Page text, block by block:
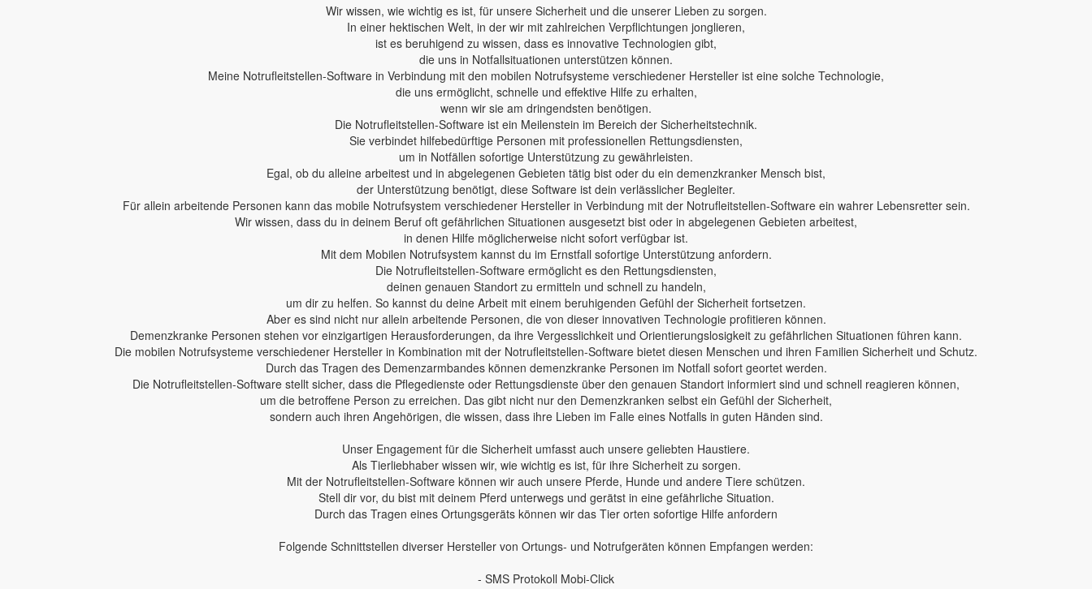
Wir wissen, wie wichtig es ist, für unsere Sicherheit und die unserer Lieben zu sorgen.
In einer hektischen Welt, in der wir mit zahlreichen Verpflichtungen jonglieren,
ist es beruhigend zu wissen, dass es innovative Technologien gibt,
die uns in Notfallsituationen unterstützen können.
Meine Notrufleitstellen-Software in Verbindung mit den mobilen Notrufsysteme verschiedener Hersteller ist eine solche Technologie,
die uns ermöglicht, schnelle und effektive Hilfe zu erhalten,
wenn wir sie am dringendsten benötigen.
Die Notrufleitstellen-Software ist ein Meilenstein im Bereich der Sicherheitstechnik.
Sie verbindet hilfebedürftige Personen mit professionellen Rettungsdiensten,
um in Notfällen sofortige Unterstützung zu gewährleisten.
Egal, ob du alleine arbeitest und in abgelegenen Gebieten tätig bist oder du ein demenzkranker Mensch bist,
der Unterstützung benötigt, diese Software ist dein verlässlicher Begleiter.
Für allein arbeitende Personen kann das mobile Notrufsystem verschiedener Hersteller in Verbindung mit der Notrufleitstellen-Software ein wahrer Lebensretter sein.
Wir wissen, dass du in deinem Beruf oft gefährlichen Situationen ausgesetzt bist oder in abgelegenen Gebieten arbeitest,
in denen Hilfe möglicherweise nicht sofort verfügbar ist.
Mit dem Mobilen Notrufsystem kannst du im Ernstfall sofortige Unterstützung anfordern.
Die Notrufleitstellen-Software ermöglicht es den Rettungsdiensten,
deinen genauen Standort zu ermitteln und schnell zu handeln,
um dir zu helfen. So kannst du deine Arbeit mit einem beruhigenden Gefühl der Sicherheit fortsetzen.
Aber es sind nicht nur allein arbeitende Personen, die von dieser innovativen Technologie profitieren können.
Demenzkranke Personen stehen vor einzigartigen Herausforderungen, da ihre Vergesslichkeit und Orientierungslosigkeit zu gefährlichen Situationen führen kann.
Die mobilen Notrufsysteme verschiedener Hersteller in Kombination mit der Notrufleitstellen-Software bietet diesen Menschen und ihren Familien Sicherheit und Schutz.
Durch das Tragen des Demenzarmbandes können demenzkranke Personen im Notfall sofort geortet werden.
Die Notrufleitstellen-Software stellt sicher, dass die Pflegedienste oder Rettungsdienste über den genauen Standort informiert sind und schnell reagieren können,
um die betroffene Person zu erreichen. Das gibt nicht nur den Demenzkranken selbst ein Gefühl der Sicherheit,
sondern auch ihren Angehörigen, die wissen, dass ihre Lieben im Falle eines Notfalls in guten Händen sind.
Unser Engagement für die Sicherheit umfasst auch unsere geliebten Haustiere.
Als Tierliebhaber wissen wir, wie wichtig es ist, für ihre Sicherheit zu sorgen.
Mit der Notrufleitstellen-Software können wir auch unsere Pferde, Hunde und andere Tiere schützen.
Stell dir vor, du bist mit deinem Pferd unterwegs und gerätst in eine gefährliche Situation.
Durch das Tragen eines Ortungsgeräts können wir das Tier orten sofortige Hilfe anfordern
Folgende Schnittstellen diverser Hersteller von Ortungs- und Notrufgeräten können Empfangen werden:
- SMS Protokoll Mobi-Click